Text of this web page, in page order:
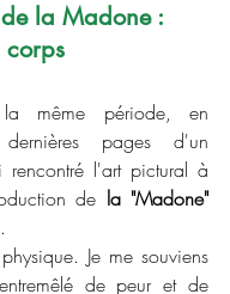
la Madone :
corps
la même période, en
pages d'un
l'art pictural à
de la "Madone"
.
Je me souviens
de peur et de